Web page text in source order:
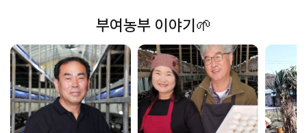
부여농부 이야기🌱